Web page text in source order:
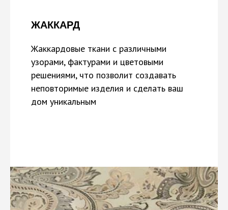
ЖАККАРД
Жаккардовые ткани с различными
узорами, фактурами и цветовыми
решениями, что позволит создавать
неповторимые изделия и сделать ваш
дом уникальным